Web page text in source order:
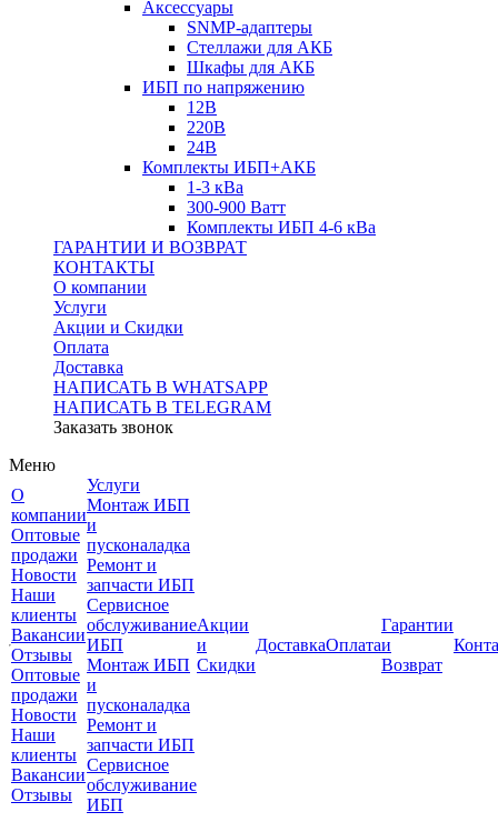
Аксессуары
SNMP-адаптеры
Стеллажи для АКБ
Шкафы для АКБ
ИБП по напряжению
12В
220В
24В
Комплекты ИБП+АКБ
1-3 кВа
300-900 Ватт
Комплекты ИБП 4-6 кВа
ГАРАНТИИ И ВОЗВРАТ
КОНТАКТЫ
О компании
Услуги
Акции и Скидки
Оплата
Доставка
НАПИСАТЬ В WHATSAPP
НАПИСАТЬ В TELEGRAM
Заказать звонок
Меню
О
компании
Оптовые
продажи
Новости
Наши
клиенты
Вакансии
Отзывы
Оптовые
продажи
Новости
Наши
клиенты
Вакансии
Отзывы
Услуги
Монтаж ИБП
и
пусконаладка
Ремонт и
запчасти ИБП
Сервисное
обслуживание
ИБП
Монтаж ИБП
и
пусконаладка
Ремонт и
запчасти ИБП
Сервисное
обслуживание
ИБП
Акции
и
Скидки
ДоставкаОплата
Гарантии
и
Возврат